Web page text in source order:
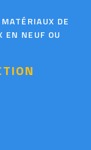
DE
EN NEUF OU